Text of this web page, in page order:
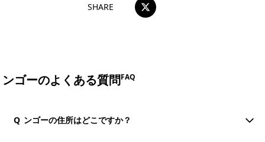
SHARE
ンゴーのよくある質問FAQ
Q ンゴーの住所はどこですか？